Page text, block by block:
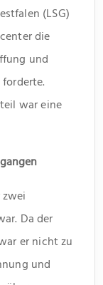
(LSG)
die
und
war eine
Da der
er nicht zu
und